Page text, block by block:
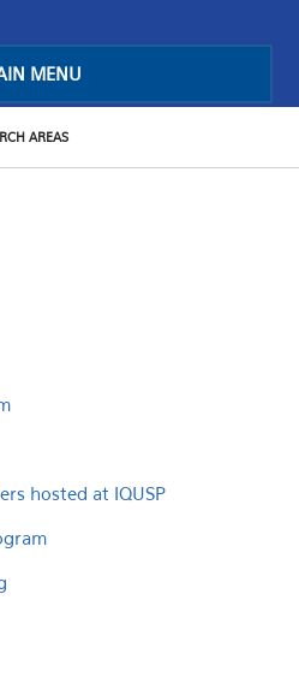
MENU
AREAS
hosted at IQUSP